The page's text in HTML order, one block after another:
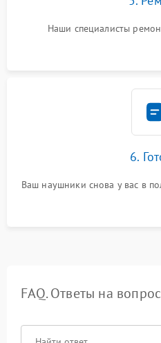
Наши специалисты
6.
Ваш наушники снова у вас в
FAQ. Ответы на